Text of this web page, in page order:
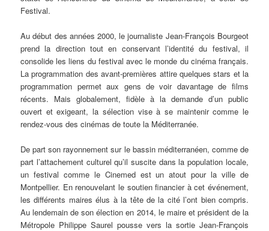
Festival.
Au début des années 2000, le journaliste Jean-François Bourgeot
prend la direction tout en conservant l’identité du festival, il
consolide les liens du festival avec le monde du cinéma français.
La programmation des avant-premières attire quelques stars et la
programmation permet aux gens de voir davantage de films
récents. Mais globalement, fidèle à la demande d’un public
ouvert et exigeant, la sélection vise à se maintenir comme le
rendez-vous des cinémas de toute la Méditerranée.
De part son rayonnement sur le bassin méditerranéen, comme de
part l’attachement culturel qu’il suscite dans la population locale,
un festival comme le Cinemed est un atout pour la ville de
Montpellier. En renouvelant le soutien financier à cet événement,
les différents maires élus à la tête de la cité l’ont bien compris.
Au lendemain de son élection en 2014, le maire et président de la
Métropole Philippe Saurel pousse vers la sortie Jean-François